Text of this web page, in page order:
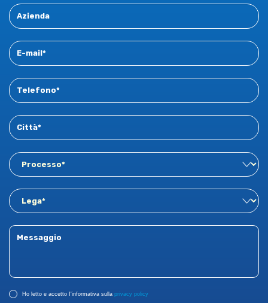
Ho letto e accetto I'informativa sulla privacy policy